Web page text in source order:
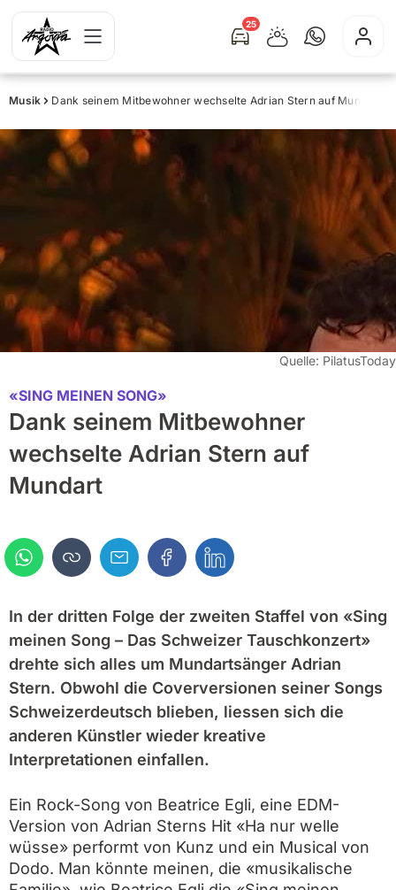
25
Musik Dank seinem Mitbewohner wechselte Adrian Stern auf Mundart
Quelle: PilatusToday
«SING MEINEN SONG»
Dank seinem Mitbewohner
wechselte Adrian Stern auf
Mundart
In der dritten Folge der zweiten Staffel von «Sing
meinen Song – Das Schweizer Tauschkonzert»
drehte sich alles um Mundartsänger Adrian
Stern. Obwohl die Coverversionen seiner Songs
Schweizerdeutsch blieben, liessen sich die
anderen Künstler wieder kreative
Interpretationen einfallen.
Ein Rock-Song von Beatrice Egli, eine EDM-
Version von Adrian Sterns Hit «Ha nur welle
wüsse» performt von Kunz und ein Musical von
Dodo. Man könnte meinen, die «musikalische